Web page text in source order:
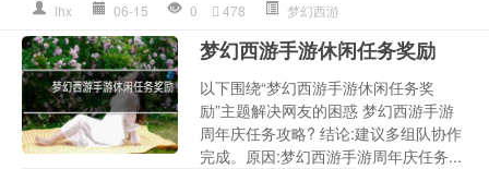
lhx 06-15 0 478 梦幻西游
梦幻西游手游休闲任务奖励
以下围绕“梦幻西游手游休闲任务奖
励”主题解决网友的困惑 梦幻西游手游
周年庆任务攻略? 结论:建议多组队协作
完成。原因:梦幻西游手游周年庆任务...